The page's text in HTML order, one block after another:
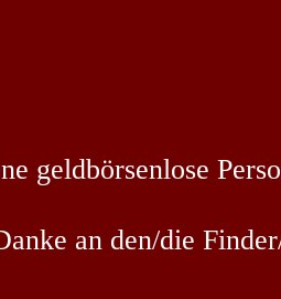
geldbörsenlose
an den/die